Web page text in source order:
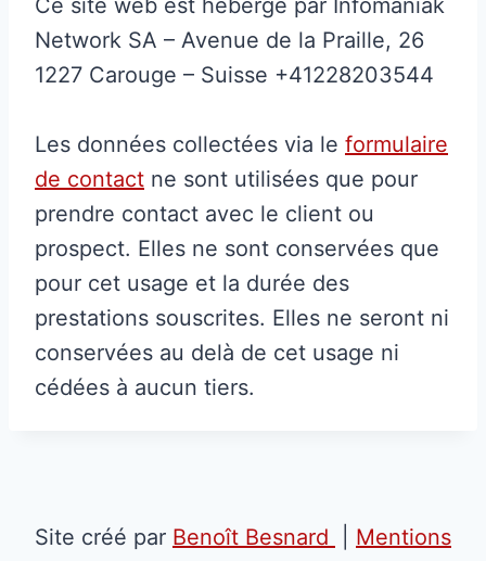
Ce site web est hébergé par Infomaniak
Network SA – Avenue de la Praille, 26
1227 Carouge – Suisse +41228203544
Les données collectées via le formulaire
de contact ne sont utilisées que pour
prendre contact avec le client ou
prospect. Elles ne sont conservées que
pour cet usage et la durée des
prestations souscrites. Elles ne seront ni
conservées au delà de cet usage ni
cédées à aucun tiers.
Site créé par Benoît Besnard
Mentions